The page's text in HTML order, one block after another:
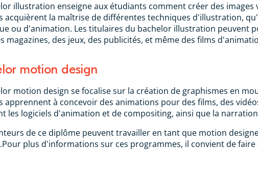
illustration enseigne aux étudiants comment créer des
acquièrent la maîtrise de différentes techniques d'illustration,
ou d'animation. Les titulaires du bachelor illustration peuvent
magazines, des jeux, des publicités, et même des films
motion design
motion design se focalise sur la création de graphismes en
apprennent à concevoir des animations pour des films, des
les logiciels d'animation et de compositing, ainsi que la
de ce diplôme peuvent travailler en tant que motion
plus d'informations sur ces programmes, il convient de faire